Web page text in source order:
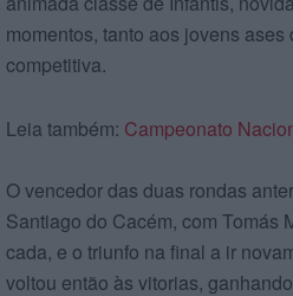
momentos, tanto aos jovens
competitiva.
Leia também: Campeonato
O vencedor das duas rondas
Santiago do Cacém, com Tomás
cada, e o triunfo na final a ir
voltou então às vitorias,